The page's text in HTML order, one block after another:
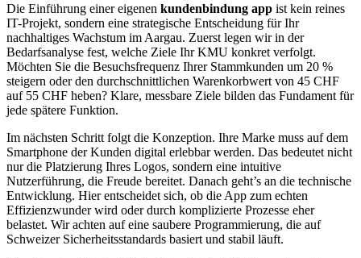
Die Einführung einer eigenen kundenbindung app ist kein reines
IT-Projekt, sondern eine strategische Entscheidung für Ihr
nachhaltiges Wachstum im Aargau. Zuerst legen wir in der
Bedarfsanalyse fest, welche Ziele Ihr KMU konkret verfolgt.
Möchten Sie die Besuchsfrequenz Ihrer Stammkunden um 20 %
steigern oder den durchschnittlichen Warenkorbwert von 45 CHF
auf 55 CHF heben? Klare, messbare Ziele bilden das Fundament für
jede spätere Funktion.
Im nächsten Schritt folgt die Konzeption. Ihre Marke muss auf dem
Smartphone der Kunden digital erlebbar werden. Das bedeutet nicht
nur die Platzierung Ihres Logos, sondern eine intuitive
Nutzerführung, die Freude bereitet. Danach geht’s an die technische
Entwicklung. Hier entscheidet sich, ob die App zum echten
Effizienzwunder wird oder durch komplizierte Prozesse eher
belastet. Wir achten auf eine saubere Programmierung, die auf
Schweizer Sicherheitsstandards basiert und stabil läuft.